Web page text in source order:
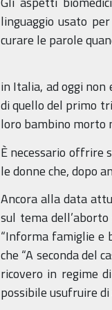
linguaggio usato
curare le parole
in Italia, ad oggi
di quello del primo
loro bambino morto
È necessario offrire
le donne che, dopo
Ancora alla data
sul tema
“Informa famiglie e
che “A seconda del
ricovero in regime
possibile usufruire